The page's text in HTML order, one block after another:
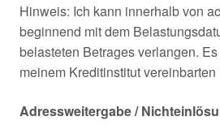
Hinweis: Ich kann innerhalb von
beginnend mit dem
belasteten Betrages verlangen.
meinem Kreditinstitut
Adressweitergabe /